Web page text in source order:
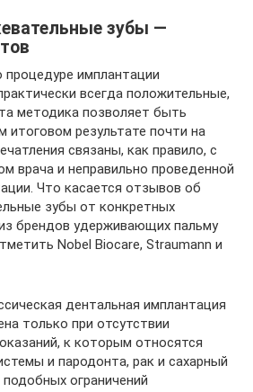
зубы —
имплантации
всегда положительные,
методика позволяет быть
итоговом результате почти на
связаны, как правило, с
врача и неправильно проведенной
Что касается отзывов об
зубы от конкретных
брендов удерживающих пальму
Nobel Biocare, Straumann и
дентальная имплантация
только при отсутствии
к которым относятся
и пародонта, рак и сахарный
ограничений